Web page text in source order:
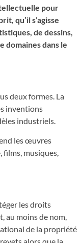
pour
qu’il s’agisse
de dessins,
domaines dans le
deux formes. La
inventions
industriels.
les œuvres
musiques,
les droits
au moins de nom,
de la propriété